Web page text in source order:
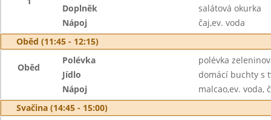
Doplněk
salátová okurka
Nápoj
čaj,ev. voda
Oběd (11:45 - 12:15)
Oběd
Polévka
polévka
Jídlo
domácí buchty s
Nápoj
malcao,ev. voda,
Svačina (14:45 - 15:00)